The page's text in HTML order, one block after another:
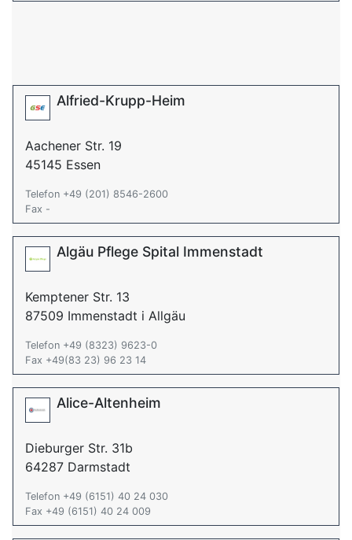
Alfried-Krupp-Heim
Aachener Str. 19
45145 Essen
Telefon +49 (201) 8546-2600
Fax -
Algäu Pflege Spital Immenstadt
Kemptener Str. 13
87509 Immenstadt i Allgäu
Telefon +49 (8323) 9623-0
Fax +49(83 23) 96 23 14
Alice-Altenheim
Dieburger Str. 31b
64287 Darmstadt
Telefon +49 (6151) 40 24 030
Fax +49 (6151) 40 24 009